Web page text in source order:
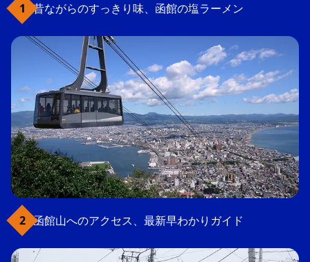
昔ながらのすっきり味、函館の塩ラーメン
函館山へのアクセス、最新早わかりガイド